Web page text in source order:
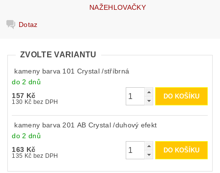
NAŽEHLOVAČKY
Dotaz
ZVOLTE VARIANTU
kameny barva 101 Crystal /stříbrná
do 2 dnů
157 Kč
130 Kč bez DPH
kameny barva 201 AB Crystal /duhový efekt
do 2 dnů
163 Kč
135 Kč bez DPH